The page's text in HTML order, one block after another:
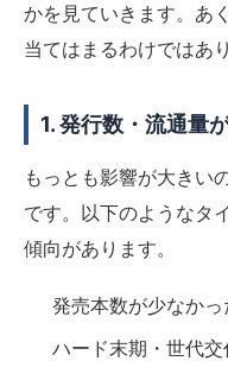
かを見ていきます。あ
当てはまるわけではあ
1. 発行数・流通量
もっとも影響が大きい
です。以下のようなタ
傾向があります。
発売本数が少なか
ハード末期・世代